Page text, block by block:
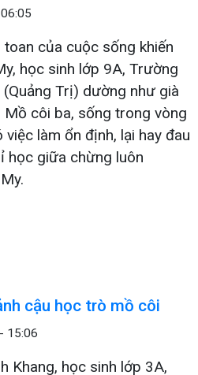
toan của cuộc sống khiến
học sinh lớp 9A, Trường
Trị) dường như già
Mồ côi ba, sống trong vòng
làm ổn định, lại hay đau
học giữa chừng luôn
cậu học trò mồ côi
15:06
Khang, học sinh lớp 3A,